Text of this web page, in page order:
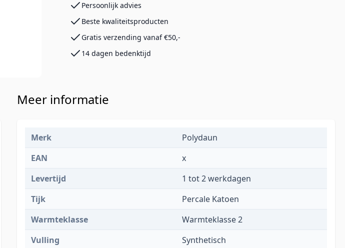
Persoonlijk advies
Beste kwaliteitsproducten
Gratis verzending vanaf €50,-
14 dagen bedenktijd
Meer informatie
Merk
Polydaun
EAN
x
Levertijd
1 tot 2 werkdagen
Tijk
Percale Katoen
Warmteklasse
Warmteklasse 2
Vulling
Synthetisch